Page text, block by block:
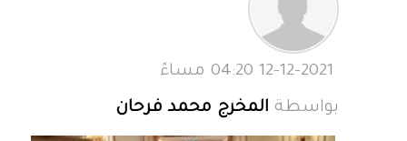
بواسطة المخرج محمد فرحان